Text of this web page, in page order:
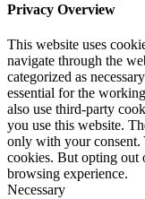
Privacy Overview
This website uses
navigate through the
categorized as
essential for the
also use third-party
you use this website.
only with your consent.
cookies. But opting out
browsing experience.
Necessary